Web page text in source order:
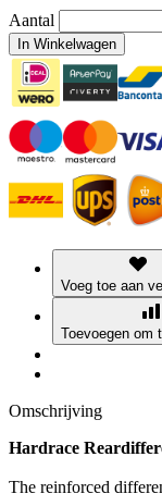
Aantal
In Winkelwagen
Voeg toe aan
Toevoegen om
Omschrijving
Hardrace
The reinforced